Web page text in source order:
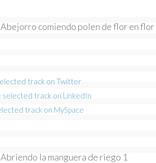
Abejorro comiendo polen de flor en flor
Abriendo la manguera de riego 1